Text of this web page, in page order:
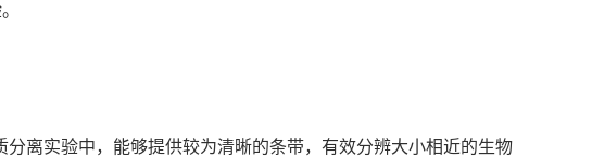
离实验中，能够提供较为清晰的条带，有效分辨大小相近的生物